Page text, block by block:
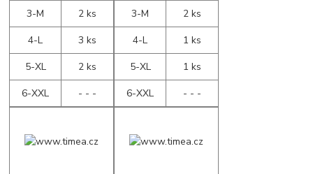
3-M
2 ks
4-L
3 ks
5-XL
2 ks
6-XXL
- - -
3-M
2 ks
4-L
1 ks
5-XL
1 ks
6-XXL
- - -